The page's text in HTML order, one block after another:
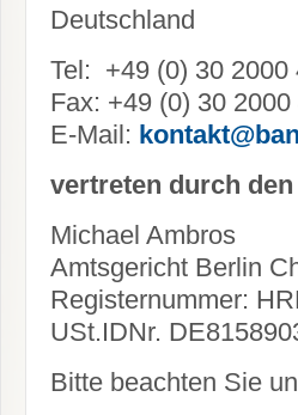
Deutschland
Tel: +49 (0) 30 2000
Fax: +49 (0) 30
E-Mail:
vertreten durch
Michael Ambros
Amtsgericht Berlin
Registernummer:
USt.IDNr.
Bitte beachten Sie